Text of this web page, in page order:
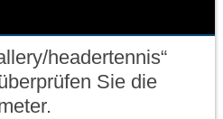
headertennis“
Sie die